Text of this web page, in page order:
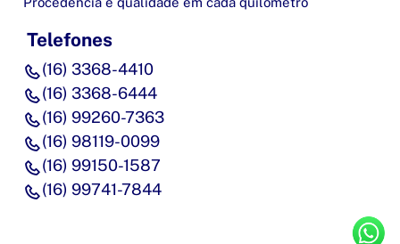
Telefones
(16) 3368-4410
(16) 3368-6444
(16) 99260-7363
(16) 98119-0099
(16) 99150-1587
(16) 99741-7844